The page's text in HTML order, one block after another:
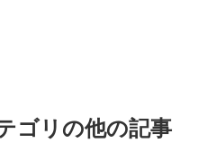
ゴリの他の記事